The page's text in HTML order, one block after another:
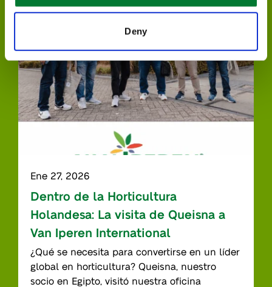
Deny
Ene 27, 2026
Dentro de la Horticultura
Holandesa: La visita de Queisna a
Van Iperen International
¿Qué se necesita para convertirse en un líder
global en horticultura? Queisna, nuestro
socio en Egipto, visitó nuestra oficina